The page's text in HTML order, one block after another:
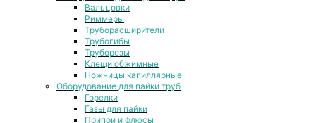
Вальцовки
Риммеры
Труборасширители
Трубогибы
Труборезы
Клещи обжимные
Ножницы капиллярные
Оборудование для пайки труб
Горелки
Газы для пайки
Припои и флюсы